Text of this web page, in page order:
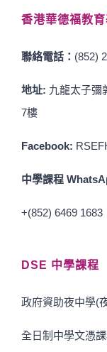
香港華德福教
聯絡電話： (852)
地址: 九龍太子彌
7樓
Facebook:
中學課程
+(852) 6469 1683
DSE 中學課程
政府資助夜中學(
全日制中學文憑